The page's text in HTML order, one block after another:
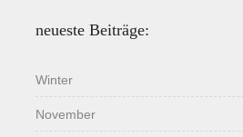
neueste Beiträge:
Winter
November